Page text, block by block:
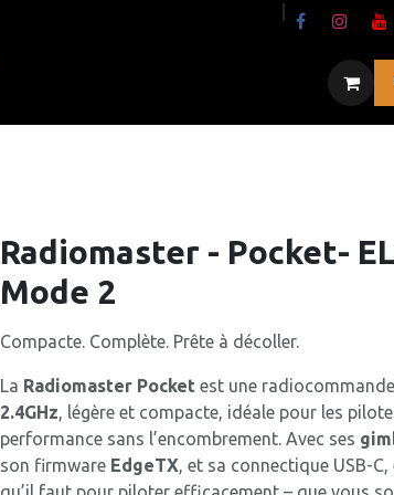
Radiomaster - Pocket-
Mode 2
Compacte. Complète. Prête à décoller.
La Radiomaster Pocket est une radiocommande
2.4GHz, légère et compacte, idéale pour les
performance sans l’encombrement. Avec ses
son firmware EdgeTX, et sa connectique USB-